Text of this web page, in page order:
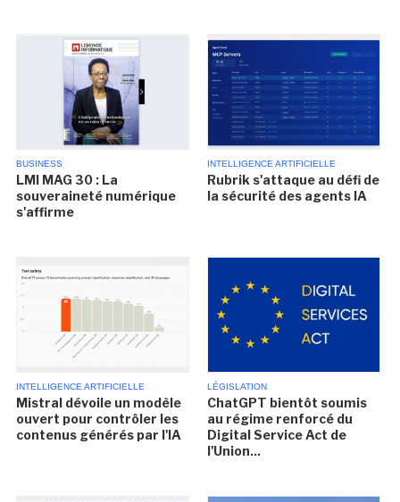
BUSINESS
LMI MAG 30 : La
souveraineté numérique
s'affirme
INTELLIGENCE ARTIFICIELLE
Rubrik s'attaque au défi de
la sécurité des agents IA
INTELLIGENCE ARTIFICIELLE
Mistral dévoile un modèle
ouvert pour contrôler les
contenus générés par l'IA
LÉGISLATION
ChatGPT bientôt soumis
au régime renforcé du
Digital Service Act de
l'Union...